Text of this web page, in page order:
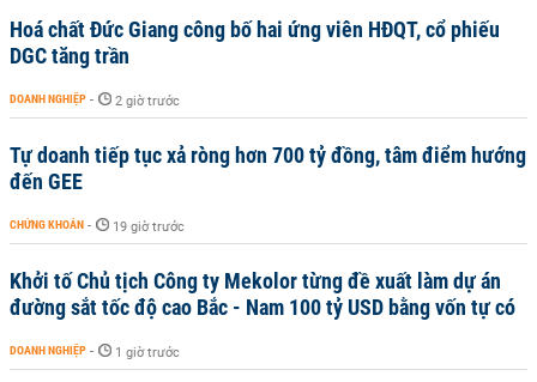
Hoá chất Đức Giang công bố hai ứng viên HĐQT, cổ phiếu
DGC tăng trần
DOANH NGHIỆP - 2 giờ trước
Tự doanh tiếp tục xả ròng hơn 700 tỷ đồng, tâm điểm hướng
đến GEE
CHỨNG KHOÁN - 19 giờ trước
Khởi tố Chủ tịch Công ty Mekolor từng đề xuất làm dự án
đường sắt tốc độ cao Bắc - Nam 100 tỷ USD bằng vốn tự có
DOANH NGHIỆP - 1 giờ trước